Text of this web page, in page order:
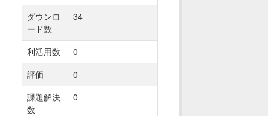
ダウンロ
ード数
34
利活用数
0
評価
0
課題解決
数
0